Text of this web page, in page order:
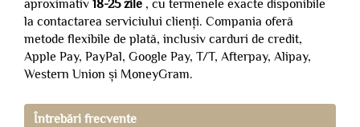
aproximativ 18-25 zile , cu termenele exacte disponibile
la contactarea serviciului clienți. Compania oferă
metode flexibile de plată, inclusiv carduri de credit,
Apple Pay, PayPal, Google Pay, T/T, Afterpay, Alipay,
Western Union și MoneyGram.
Întrebări frecvente